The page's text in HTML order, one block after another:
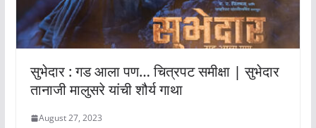
सुभेदार : गड आला पण… चित्रपट समीक्षा | सुभेदार
तानाजी मालुसरे यांची शौर्य गाथा
August 27, 2023